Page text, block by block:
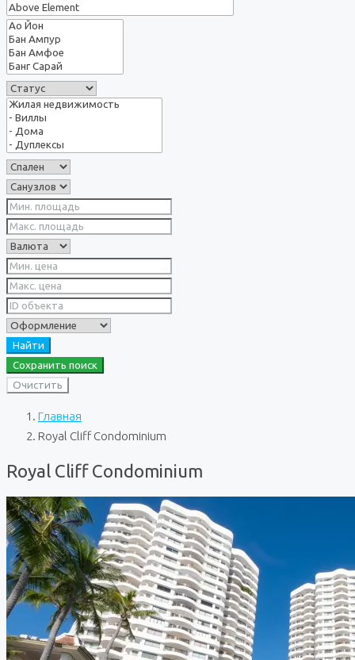
Найти
Сохранить поиск
Очистить
Главная
Royal Cliff Condominium
Royal Cliff Condominium